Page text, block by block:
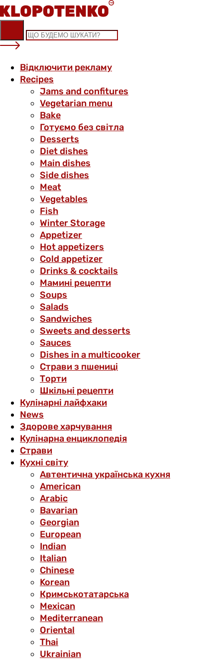
Skip
to
content
Відключити рекламу
Recipes
Jams and confitures
Vegetarian menu
Bake
Готуємо без світла
Desserts
Diet dishes
Main dishes
Side dishes
Meat
Vegetables
Fish
Winter Storage
Аppetizer
Hot appetizers
Cold appetizer
Drinks & cocktails
Мамині рецепти
Soups
Salads
Sandwiches
Sweets and desserts
Sauces
Dishes in a multicooker
Страви з пшениці
Торти
Шкільні рецепти
Кулінарні лайфхаки
News
Здорове харчування
Кулінарна енциклопедія
Страви
Кухні світу
Автентична українська кухня
American
Arabic
Bavarian
Georgian
European
Indian
Italian
Chinese
Korean
Кримськотатарська
Mexican
Mediterranean
Oriental
Thai
Ukrainian